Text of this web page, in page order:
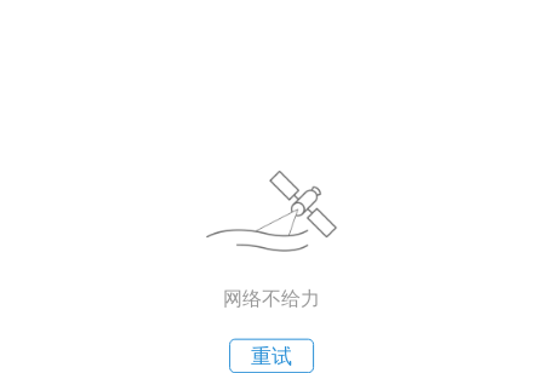
网络不给力
重试